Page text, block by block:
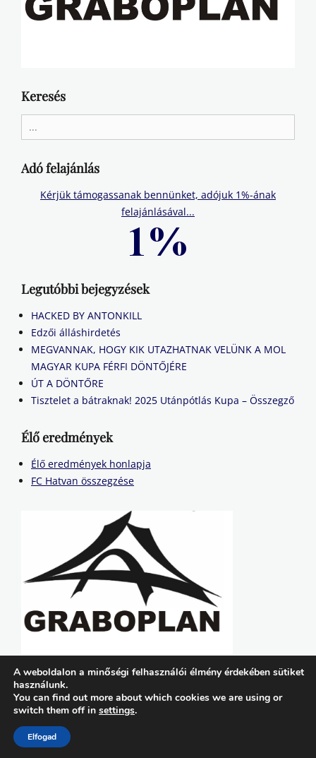
Keresés
for:
Adó felajánlás
Kérjük támogassanak bennünket, adójuk 1%-ának
felajánlásával...
Legutóbbi bejegyzések
HACKED BY ANTONKILL
Edzői álláshirdetés
MEGVANNAK, HOGY KIK UTAZHATNAK VELÜNK A MOL
MAGYAR KUPA FÉRFI DÖNTŐJÉRE
ÚT A DÖNTŐRE
Tisztelet a bátraknak! 2025 Utánpótlás Kupa – Összegző
Élő eredmények
Élő eredmények honlapja
FC Hatvan összegzése
Copyright © 2026
A weboldalon a minőségi felhasználói élmény érdekében sütiket
használunk.
You can find out more about which cookies we are using or
switch them off in settings.
Elfogad